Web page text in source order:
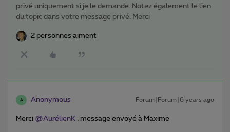
privé uniquement si je le demande. Notez également le lien
du topic dans votre message privé. Merci
2 personnes aiment
A Anonymous Forum|Forum|6 years ago
Merci @AurélienK , message envoyé à Maxime